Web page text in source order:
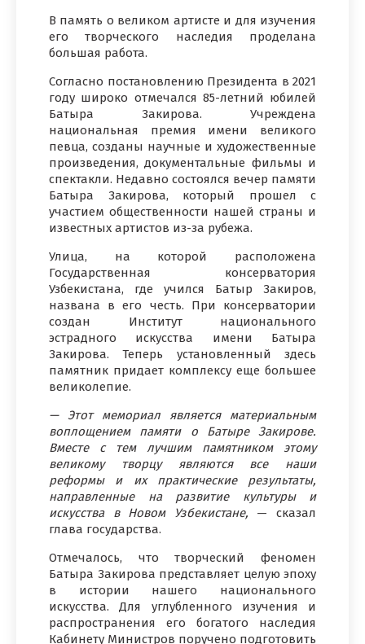
В память о великом артисте и для изучения
его творческого наследия проделана
большая работа.
Согласно постановлению Президента в 2021
году широко отмечался 85-летний юбилей
Батыра Закирова. Учреждена
национальная премия имени великого
певца, созданы научные и художественные
произведения, документальные фильмы и
спектакли. Недавно состоялся вечер памяти
Батыра Закирова, который прошел с
участием общественности нашей страны и
известных артистов из-за рубежа.
Улица, на которой расположена
Государственная консерватория
Узбекистана, где учился Батыр Закиров,
названа в его честь. При консерватории
создан Институт национального
эстрадного искусства имени Батыра
Закирова. Теперь установленный здесь
памятник придает комплексу еще большее
великолепие.
— Этот мемориал является материальным
воплощением памяти о Батыре Закирове.
Вместе с тем лучшим памятником этому
великому творцу являются все наши
реформы и их практические результаты,
направленные на развитие культуры и
искусства в Новом Узбекистане, — сказал
глава государства.
Отмечалось, что творческий феномен
Батыра Закирова представляет целую эпоху
в истории нашего национального
искусства. Для углубленного изучения и
распространения его богатого наследия
Кабинету Министров поручено подготовить